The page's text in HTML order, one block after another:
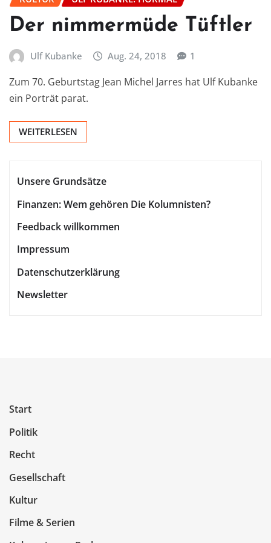
Der nimmermüde Tüftler
Ulf Kubanke Aug. 24, 2018 1
Zum 70. Geburtstag Jean Michel Jarres hat Ulf Kubanke
ein Porträt parat.
WEITERLESEN
Unsere Grundsätze
Finanzen: Wem gehören Die Kolumnisten?
Feedback willkommen
Impressum
Datenschutzerklärung
Newsletter
Start
Politik
Recht
Gesellschaft
Kultur
Filme & Serien